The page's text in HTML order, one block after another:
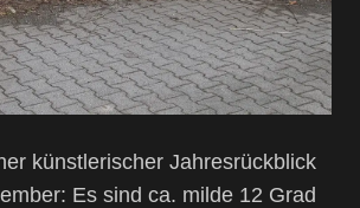
künstlerischer Jahresrückblick
Es sind ca. milde 12 Grad